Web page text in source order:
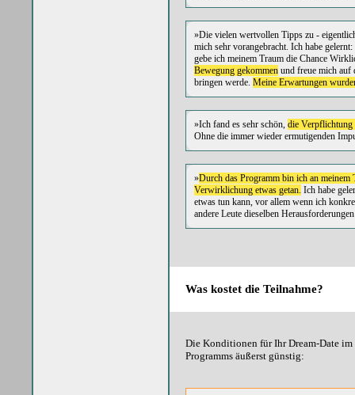
»Die vielen wertvollen Tipps zu -
mich sehr vorangebracht. Ich habe
gebe ich meinem Traum die Chance
Bewegung gekommen und freue mich auf
bringen werde. Meine Erwartungen
»Ich fand es sehr schön, die Verpflichtung
Ohne die immer wieder ermutigenden
»Durch das Programm bin ich an meinem
Verwirklichung etwas getan. Ich habe
etwas tun kann, vor allem wenn ich
andere Leute dieselben
Was kostet die Teilnahme?
Die Konditionen für Ihr Dream-Date im
Programms äußerst günstig: